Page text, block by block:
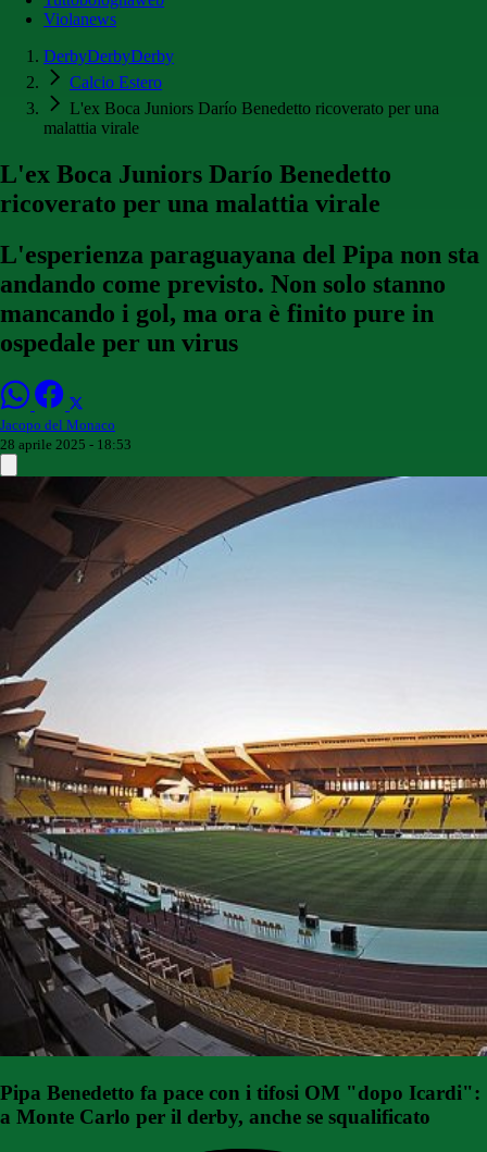
Violanews
DerbyDerbyDerby
Calcio Estero
L'ex Boca Juniors Darío Benedetto ricoverato per una
malattia virale
L'ex Boca Juniors Darío Benedetto
ricoverato per una malattia virale
L'esperienza paraguayana del Pipa non sta
andando come previsto. Non solo stanno
mancando i gol, ma ora è finito pure in
ospedale per un virus
Jacopo del Monaco
28 aprile 2025 - 18:53
Pipa Benedetto fa pace con i tifosi OM "dopo Icardi":
a Monte Carlo per il derby, anche se squalificato